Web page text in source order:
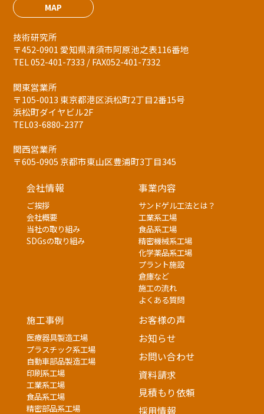
MAP
技術研究所
〒452-0901 愛知県清須市阿原池之表116番地
TEL 052-401-7333 / FAX052-401-7332
関東営業所
〒105-0013 東京都港区浜松町2丁目2番15号
浜松町ダイヤビル2F
TEL03-6880-2377
関西営業所
〒605-0905 京都市東山区豊浦町3丁目345
会社情報
ご挨拶
会社概要
当社の取り組み
SDGsの取り組み
事業内容
サンドゲル工法とは？
工業系工場
食品系工場
精密機械系工場
化学薬品系工場
プラント施設
倉庫など
施工の流れ
よくある質問
施工事例
医療器具製造工場
プラスチック系工場
自動車部品製造工場
印刷系工場
工業系工場
食品系工場
精密部品系工場
お客様の声
お知らせ
お問い合わせ
資料請求
見積もり依頼
採用情報